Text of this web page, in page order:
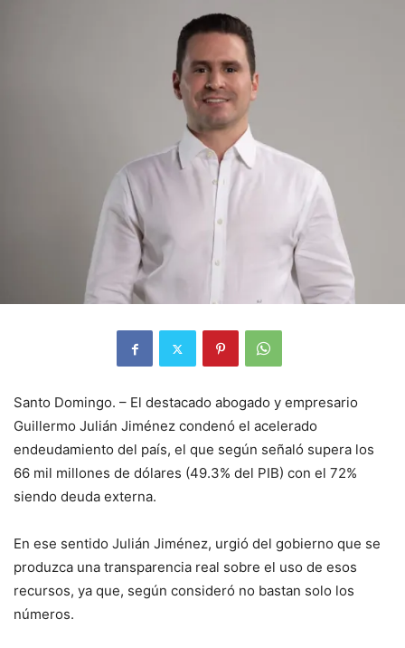
Santo Domingo. – El destacado abogado y empresario
Guillermo Julián Jiménez condenó el acelerado
endeudamiento del país, el que según señaló supera los
66 mil millones de dólares (49.3% del PIB) con el 72%
siendo deuda externa.
En ese sentido Julián Jiménez, urgió del gobierno que se
produzca una transparencia real sobre el uso de esos
recursos, ya que, según consideró no bastan solo los
números.